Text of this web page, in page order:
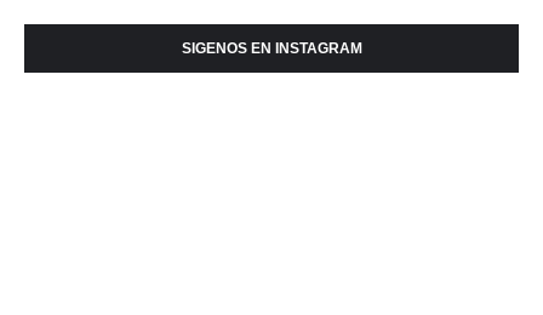
SIGENOS EN INSTAGRAM